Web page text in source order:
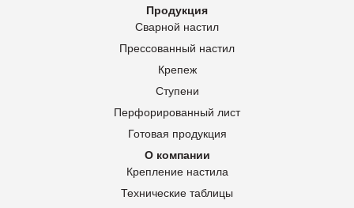
Продукция
Сварной настил
Прессованный настил
Крепеж
Ступени
Перфорированный лист
Готовая продукция
О компании
Крепление настила
Технические таблицы